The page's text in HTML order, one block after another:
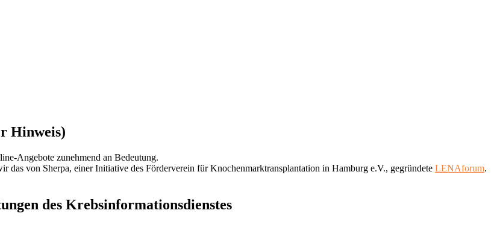
Hinweis)
Angebote zunehmend an Bedeutung.
von Sherpa, einer Initiative des Förderverein für Knochenmarktransplantation in Hamburg e.V., gegründete LENAforum.
des Krebsinformationsdienstes